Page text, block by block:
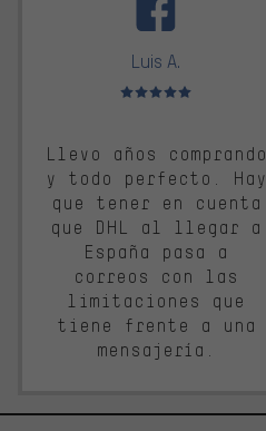
Luis A.
Valoración media: 5 de 5
Llevo años comprando
y todo perfecto. Hay
que tener en cuenta
que DHL al llegar a
España pasa a
correos con las
limitaciones que
tiene frente a una
mensajería.